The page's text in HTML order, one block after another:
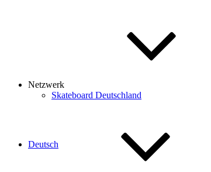
Netzwerk
Skateboard Deutschland
Deutsch